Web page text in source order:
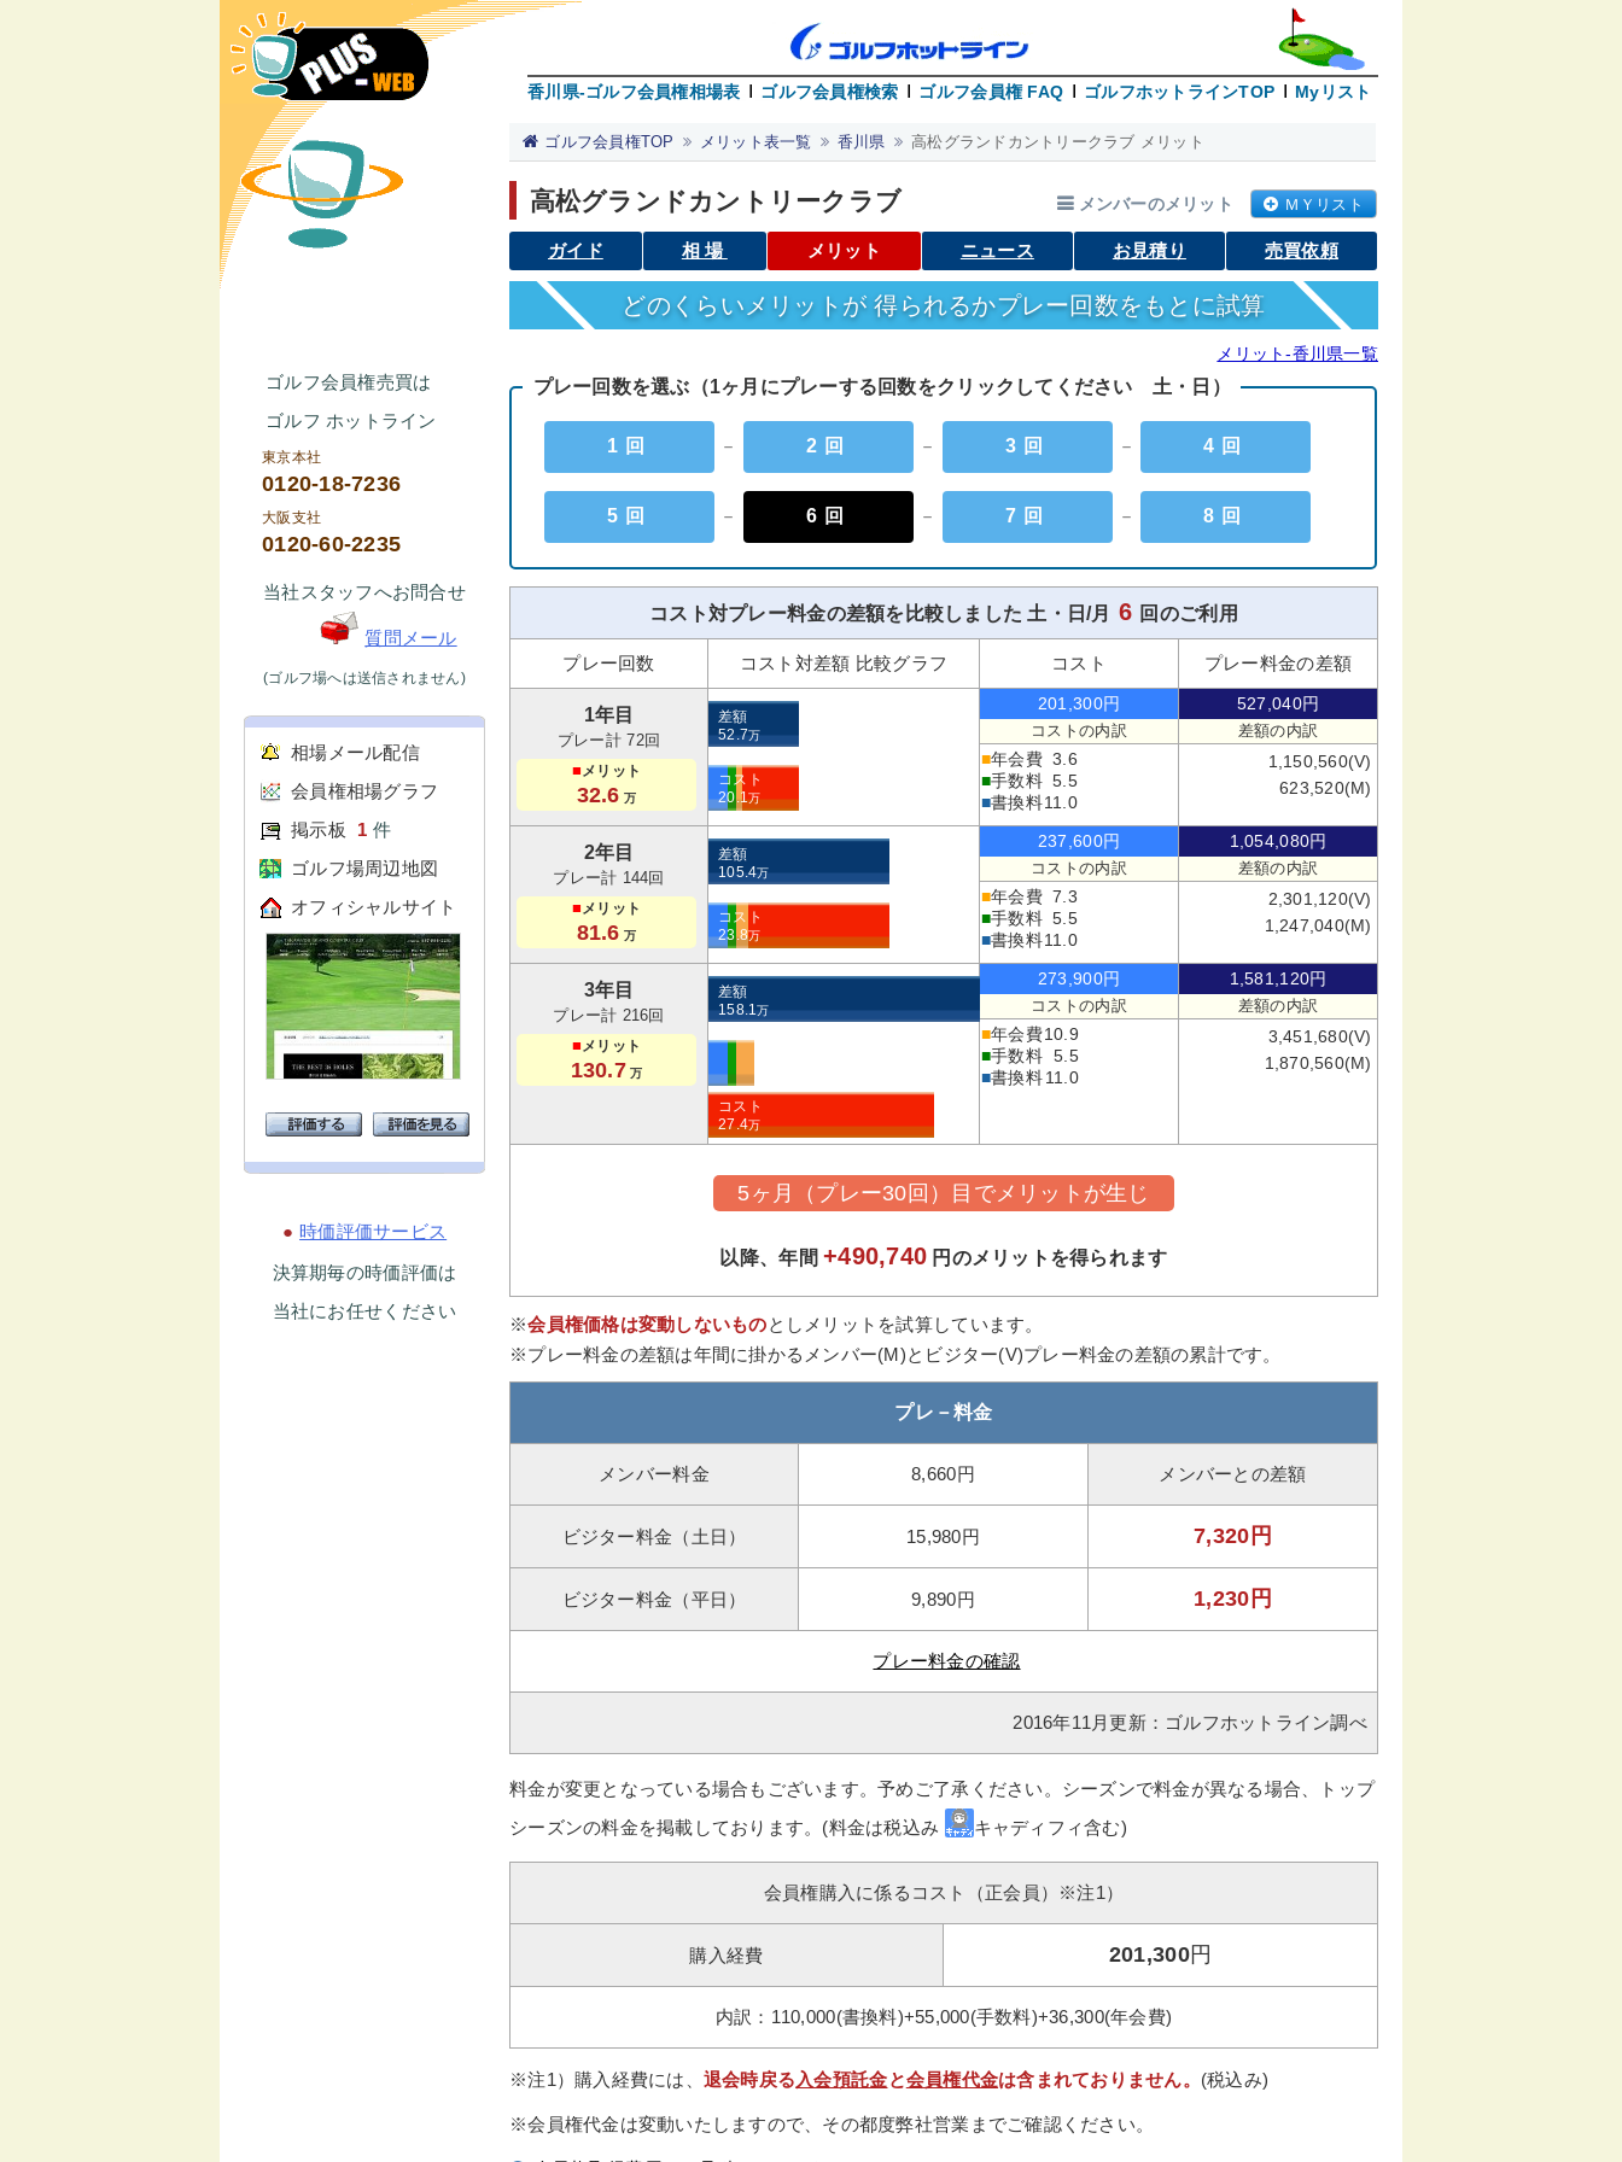
香川県-ゴルフ会員権相場表 ゴルフ会員権検索 ゴルフ会員権 FAQ ゴルフホットラインTOP Myリスト
ゴルフ会員権売買は
ゴルフ ホットライン
東京本社
0120-18-7236
大阪支社
0120-60-2235
当社スタッフへお問合せ
質問メール
(ゴルフ場へは送信されません)
相場メール配信
会員権相場グラフ
掲示板
1 件
ゴルフ場周辺地図
オフィシャルサイト
● 時価評価サービス
決算期毎の時価評価は
当社にお任せください
ゴルフ会員権TOP メリット表一覧 香川県 高松グランドカントリークラブ メリット
高松グランドカントリークラブ メンバーのメリット ＭＹリスト
ガイド 相場 メリット ニュース お見積り 売買依頼
どのくらいメリットが 得られるかプレー回数をもとに試算
メリット-香川県一覧
プレー回数を選ぶ（1ヶ月にプレーする回数をクリックしてください 土・日）
1回 － 2回 － 3回 － 4回
5回 － 6回 － 7回 － 8回
コスト対プレー料金の差額を比較しました 土・日/月 6 回のご利用
プレー回数 コスト対差額 比較グラフ コスト プレー料金の差額
1年目
プレー計 72回
■メリット
32.6 万
差額
52.7万
コスト
20.1万
201,300円
コストの内訳
■年会費 3.6
■手数料 5.5
■書換料11.0
527,040円
差額の内訳
1,150,560(V)
623,520(M)
2年目
プレー計 144回
■メリット
81.6 万
差額
105.4万
コスト
23.8万
237,600円
コストの内訳
■年会費 7.3
■手数料 5.5
■書換料11.0
1,054,080円
差額の内訳
2,301,120(V)
1,247,040(M)
3年目
プレー計 216回
■メリット
130.7 万
差額
158.1万
コスト
27.4万
273,900円
コストの内訳
■年会費10.9
■手数料 5.5
■書換料11.0
1,581,120円
差額の内訳
3,451,680(V)
1,870,560(M)
5ヶ月（プレー30回）目でメリットが生じ
以降、年間+490,740 円のメリットを得られます
※会員権価格は変動しないものとしメリットを試算しています。
※プレー料金の差額は年間に掛かるメンバー(M)とビジター(V)プレー料金の差額の累計です。
プレ－料金
メンバー料金 8,660円 メンバーとの差額
ビジター料金（土日） 15,980円 7,320円
ビジター料金（平日） 9,890円 1,230円
プレー料金の確認
2016年11月更新：ゴルフホットライン調べ
料金が変更となっている場合もございます。予めご了承ください。シーズンで料金が異なる場合、トップ
シーズンの料金を掲載しております。(料金は税込み
キャディフィ含む)
会員権購入に係るコスト（正会員）※注1）
購入経費 201,300円
内訳：110,000(書換料)+55,000(手数料)+36,300(年会費)
※注1）購入経費には、 退会時戻る 入会預託金と会員権代金は含まれておりません。 (税込み)
※会員権代金は変動いたしますので、その都度弊社営業までご確認ください。